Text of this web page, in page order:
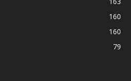
160
160
79